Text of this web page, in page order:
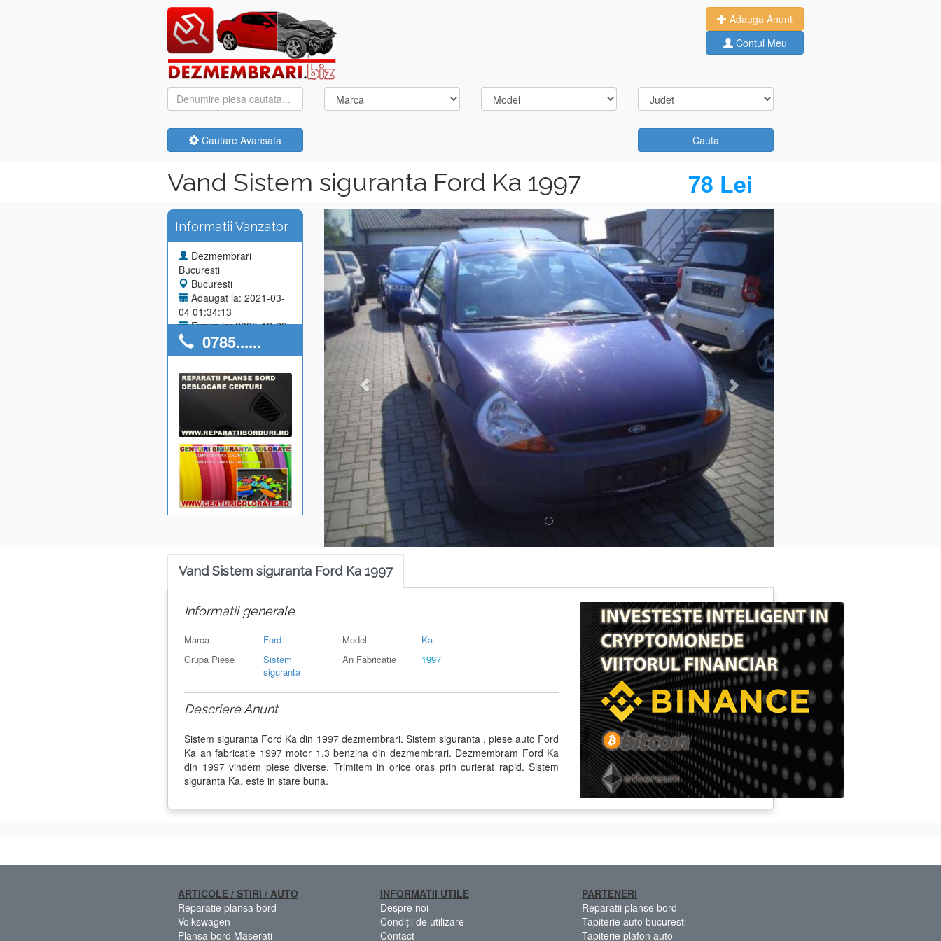
Adauga Anunt
Contul Meu
Cautare Avansata Cauta
Vand Sistem siguranta Ford Ka 1997 78 Lei
Informatii Vanzator
Dezmembrari
Bucuresti
Bucuresti
Adaugat la: 2021-03-
04 01:34:13
Expira la: 2025-12-29
Anunturi utilizator: 0
0785......
Previous Next
Vand Sistem siguranta Ford Ka 1997
Informatii generale
Marca Ford Model
Ka
Grupa Piese
Sistem
siguranta
An Fabricatie 1997
Descriere Anunt
Sistem siguranta Ford Ka din 1997 dezmembrari. Sistem siguranta , piese auto Ford
Ka an fabricatie 1997 motor 1.3 benzina din dezmembrari. Dezmembram Ford Ka
din 1997 vindem piese diverse. Trimitem in orice oras prin curierat rapid. Sistem
siguranta Ka, este in stare buna.
ARTICOLE / STIRI / AUTO
Reparatie plansa bord
Volkswagen
Plansa bord Maserati
INFORMATII UTILE
Despre noi
Condiții de utilizare
Contact
PARTENERI
Reparatii planse bord
Tapiterie auto bucuresti
Tapiterie plafon auto